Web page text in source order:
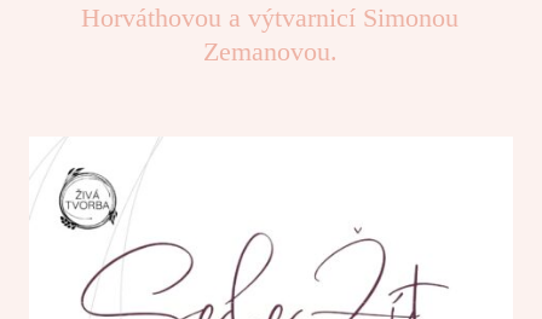
Horváthovou a výtvarnicí Simonou
Zemanovou.